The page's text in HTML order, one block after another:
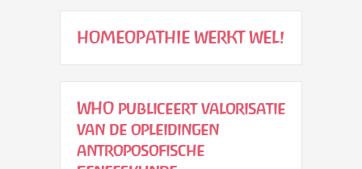
HOMEOPATHIE WERKT WEL!
WHO publiceert valorisatie
van de opleidingen
antroposofische